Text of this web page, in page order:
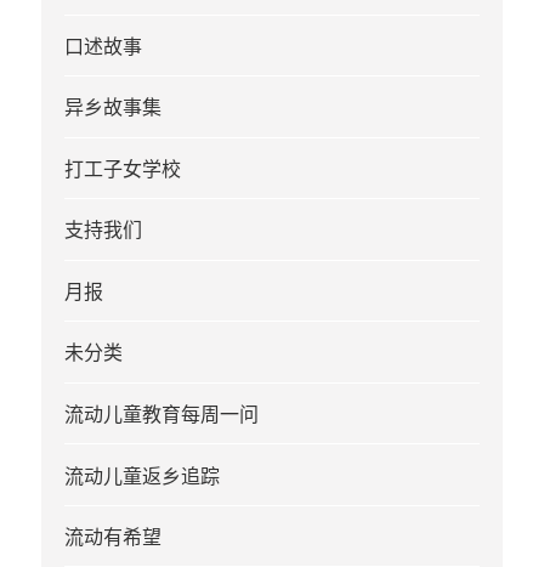
口述故事
异乡故事集
打工子女学校
支持我们
月报
未分类
流动儿童教育每周一问
流动儿童返乡追踪
流动有希望